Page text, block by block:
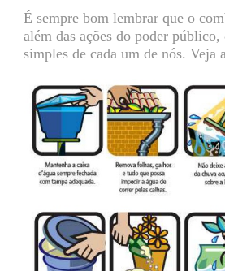
É sempre bom lembrar que o
além das ações do poder público,
simples de cada um de nós. Veja